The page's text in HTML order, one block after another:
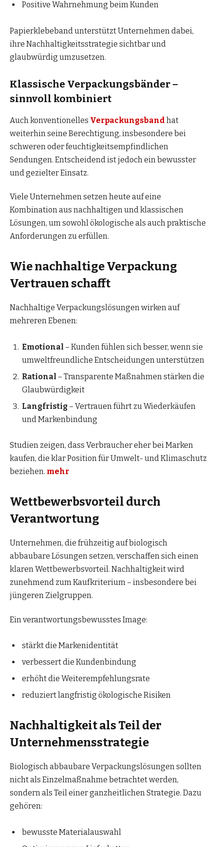
Positive Wahrnehmung beim Kunden
Papierklebeband unterstützt Unternehmen dabei,
ihre Nachhaltigkeitsstrategie sichtbar und
glaubwürdig umzusetzen.
Klassische Verpackungsbänder –
sinnvoll kombiniert
Auch konventionelles Verpackungsband hat
weiterhin seine Berechtigung, insbesondere bei
schweren oder feuchtigkeitsempfindlichen
Sendungen. Entscheidend ist jedoch ein bewusster
und gezielter Einsatz.
Viele Unternehmen setzen heute auf eine
Kombination aus nachhaltigen und klassischen
Lösungen, um sowohl ökologische als auch praktische
Anforderungen zu erfüllen.
Wie nachhaltige Verpackung
Vertrauen schafft
Nachhaltige Verpackungslösungen wirken auf
mehreren Ebenen:
Emotional – Kunden fühlen sich besser, wenn sie
umweltfreundliche Entscheidungen unterstützen
Rational – Transparente Maßnahmen stärken die
Glaubwürdigkeit
Langfristig – Vertrauen führt zu Wiederkäufen
und Markenbindung
Studien zeigen, dass Verbraucher eher bei Marken
kaufen, die klar Position für Umwelt- und Klimaschutz
beziehen. mehr
Wettbewerbsvorteil durch
Verantwortung
Unternehmen, die frühzeitig auf biologisch
abbaubare Lösungen setzen, verschaffen sich einen
klaren Wettbewerbsvorteil. Nachhaltigkeit wird
zunehmend zum Kaufkriterium – insbesondere bei
jüngeren Zielgruppen.
Ein verantwortungsbewusstes Image:
stärkt die Markenidentität
verbessert die Kundenbindung
erhöht die Weiterempfehlungsrate
reduziert langfristig ökologische Risiken
Nachhaltigkeit als Teil der
Unternehmensstrategie
Biologisch abbaubare Verpackungslösungen sollten
nicht als Einzelmaßnahme betrachtet werden,
sondern als Teil einer ganzheitlichen Strategie. Dazu
gehören:
bewusste Materialauswahl